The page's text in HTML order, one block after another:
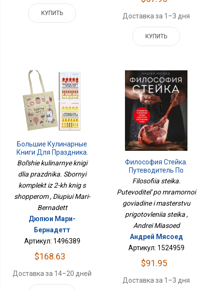
КУПИТЬ Доставка за 1–3 дня
КУПИТЬ
Большие Кулинарные
Книги Для Праздника.
Сборный Комплект Из 2-
Х Книг С Шоппером
Bol'shie kulinarnye knigi
dlia prazdnika. Sbornyi
komplekt iz 2-kh knig s
shopperom , Diupiui Mari-
Bernadett
Дюпюи Мари-
Бернадетт
Артикул: 1496389
$168.63
Доставка за 14–20 дней
Философия Стейка.
Путеводитель По
Мраморной Говядине И
Мастерству
Приготовления Стейка
Filosofiia steika.
Putevoditel' po mramornoi
goviadine i masterstvu
prigotovleniia steika ,
Andrei Miasoed
Андрей Мясоед
Артикул: 1524959
$91.95
Доставка за 1–3 дня